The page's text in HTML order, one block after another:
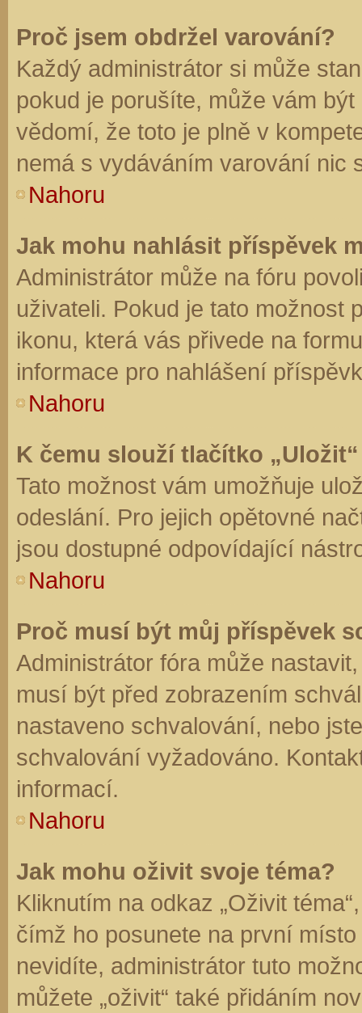
Proč jsem obdržel varování?
Každý administrátor si může
pokud je porušíte, může vám
vědomí, že toto je plně v
nemá s vydáváním varování nic
Nahoru
Jak mohu nahlásit příspěvek
Administrátor může na fóru
uživateli. Pokud je tato možnost
ikonu, která vás přivede na
informace pro nahlášení
Nahoru
K čemu slouží tlačítko
Tato možnost vám umožňuje
odeslání. Pro jejich opětovné
jsou dostupné odpovídající
Nahoru
Proč musí být můj příspěvek
Administrátor fóra může
musí být před zobrazením
nastaveno schvalování, nebo
schvalování vyžadováno.
informací.
Nahoru
Jak mohu oživit svoje téma?
Kliknutím na odkaz „Oživit
čímž ho posunete na první
nevidíte, administrátor tuto
můžete „oživit“ také přidáním